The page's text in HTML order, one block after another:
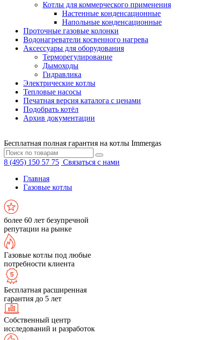
Котлы для коммерческого применения
Настенные конденсационные
Напольные конденсационные
Проточные газовые колонки
Водонагреватели косвенного нагрева
Аксессуары для оборудования
Терморегулирование
Дымоходы
Гидравлика
Электрические котлы
Тепловые насосы
Печатная версия каталога с ценами
Подобрать котёл
Архив документации
Бесплатная полная гарантия на котлы Immergas
8 (495) 150 57 75 Связаться с нами
Главная
Газовые котлы
более 60 лет безупречной
репутации на рынке
Газовые котлы под любые
потребности клиента
Бесплатная расширенная
гарантия до 5 лет
Собственный центр
исследований и разработок